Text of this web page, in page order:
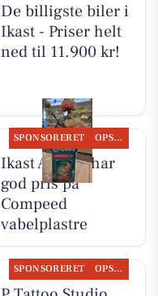
De billigste biler i
Ikast - Priser helt
ned til 11.900 kr!
SPONSORERET OPSLAGSTAVLEN
Ikast Apotek har
god pris på
Compeed
vabelplastre
SPONSORERET OPSLAGSTAVLEN